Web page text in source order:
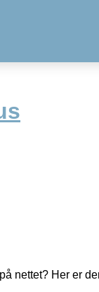
nettet? Her er